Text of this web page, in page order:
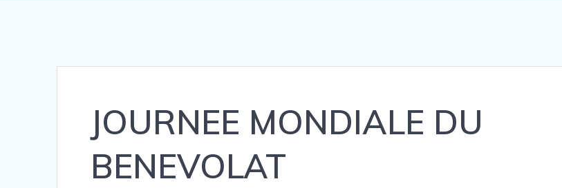
JOURNEE MONDIALE DU
BENEVOLAT